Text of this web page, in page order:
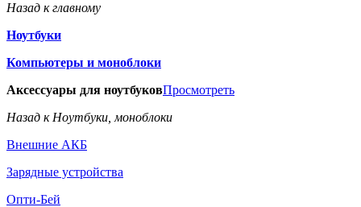
Назад к главному
Ноутбуки
Компьютеры и моноблоки
Аксессуары для ноутбуковПросмотреть
Назад к Ноутбуки, моноблоки
Внешние АКБ
Зарядные устройства
Опти-Бей